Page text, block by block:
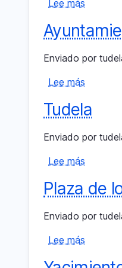
Lee más
del
Enviado por
Lee más
Tudela
Enviado por
Lee más
Plaza de
Enviado por
Lee más